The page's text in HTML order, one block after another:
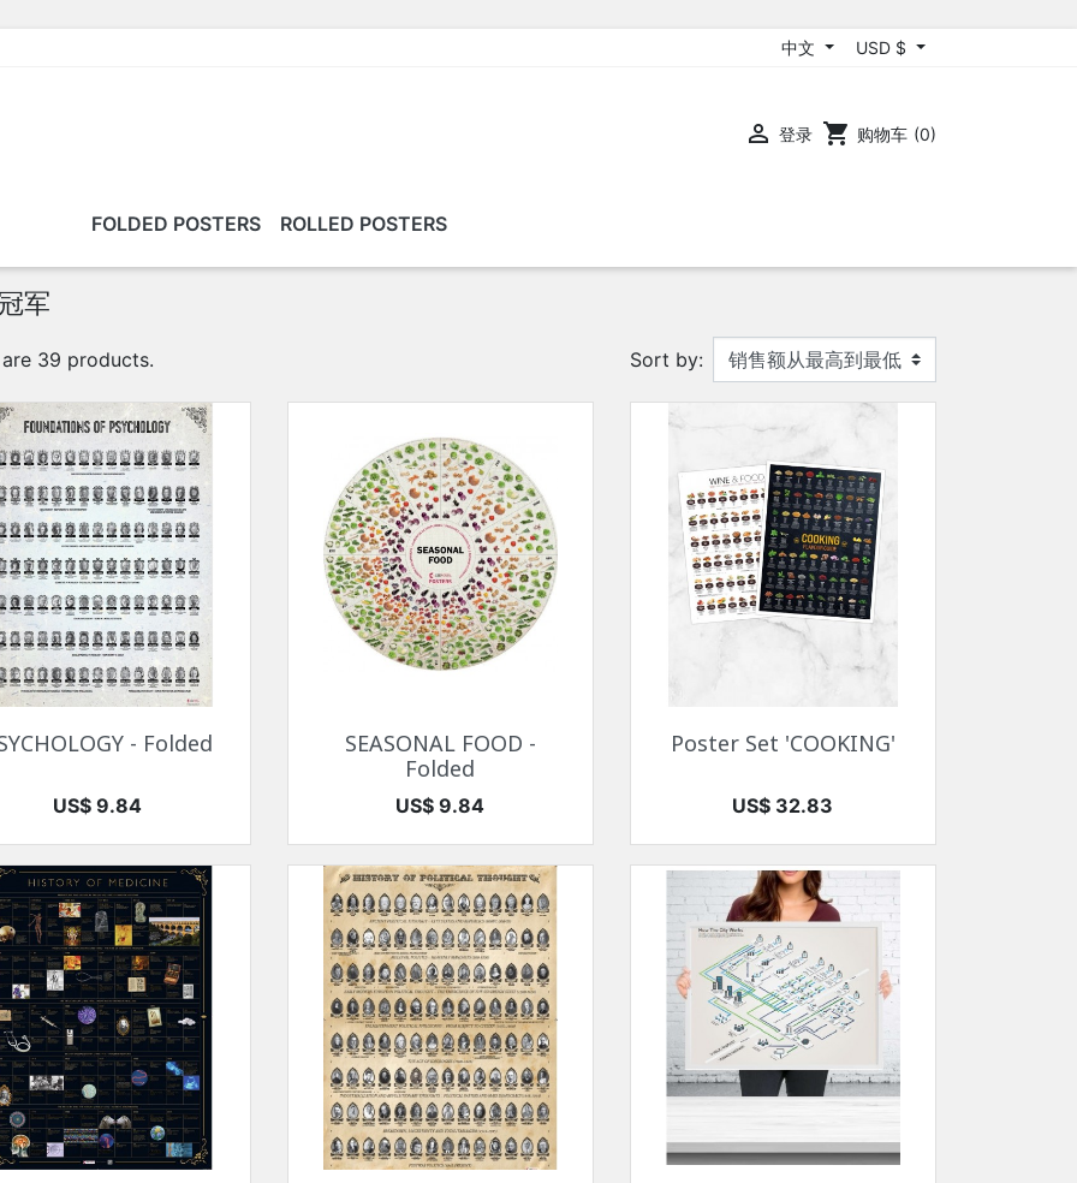
中文 USD $
 登录 shopping_cart 购物车 (0)
FOLDED POSTERS ROLLED POSTERS
军
39 products. Sort by:
快速查看- Folded
价格
US$ 9.84
快速查看
SEASONAL FOOD -
Folded
价格
US$ 9.84
快速查看
Poster Set 'COOKING'
价格
US$ 32.83